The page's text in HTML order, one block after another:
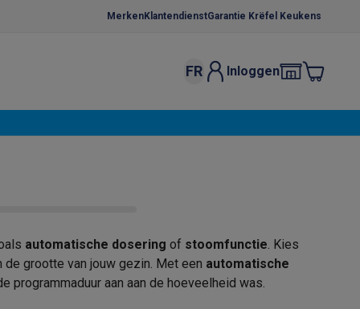
MerkenKlantendienstGarantie Krëfel Keukens
FR Inloggen
automatische dosering of stoomfunctie. Kies
grootte van jouw gezin. Met een automatische
programmaduur aan aan de hoeveelheid was.